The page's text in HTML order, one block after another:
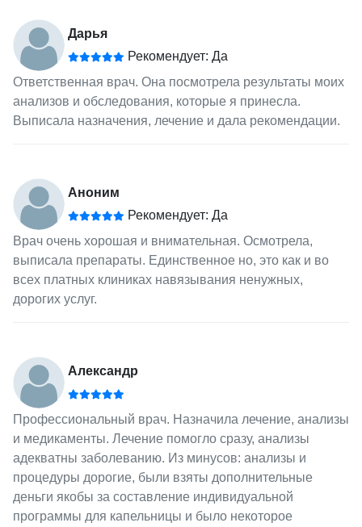
Дарья
Рекомендует: Да
Ответственная врач. Она посмотрела результаты моих
анализов и обследования, которые я принесла.
Выписала назначения, лечение и дала рекомендации.
Аноним
Рекомендует: Да
Врач очень хорошая и внимательная. Осмотрела,
выписала препараты. Единственное но, это как и во
всех платных клиниках навязывания ненужных,
дорогих услуг.
Александр
Профессиональный врач. Назначила лечение, анализы
и медикаменты. Лечение помогло сразу, анализы
адекватны заболеванию. Из минусов: анализы и
процедуры дорогие, были взяты дополнительные
деньги якобы за составление индивидуальной
программы для капельницы и было некоторое